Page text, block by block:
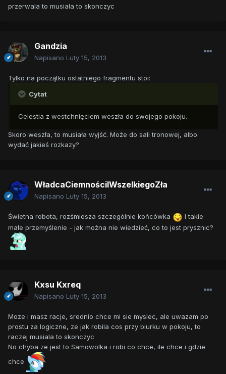
przerwala to musiala to skonczyc
Gandzia
Napisano Luty 15, 2013
Tylko na początku ostatniego fragmentu stoi:
Cytat
Celestia z westchnięciem weszła do swojego pokoju.
Skoro weszła, to musiała wyjść. Może do sali tronowej, albo
wydać jakieś rozkazy?
WładcaCiemnościIWszelkiegoZła
Napisano Luty 15, 2013
Świetna robota, rozśmiesza szczególnie końcówka
I takie
małe przemyślenie - jak można nie wiedzieć, co to jest prysznic?
Kxsu Kxreq
Napisano Luty 15, 2013
Moze i masz racje, srednio chce mi sie myslec, ale uwazam po
prostu za logiczne, ze jak robila cos przy biurku w pokoju, to
raczej musiala to skonczyc
No chyba ze jest to Samowolka i robi co chce, ile chce i gdzie
chce